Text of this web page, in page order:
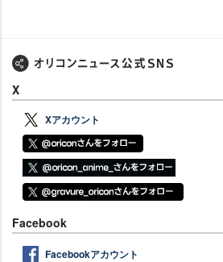
X
Xアカウント
Facebook
Facebookアカウント